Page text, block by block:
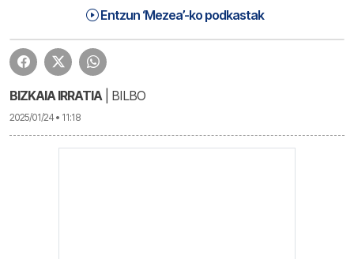
Entzun ‘Mezea’-ko podkastak
Mezea (25-01-24) | Mezea
BIZKAIA IRRATIA| BILBO
2025/01/24 • 11:18